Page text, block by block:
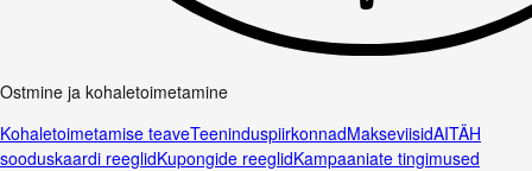
Ostmine ja kohaletoimetamine
Kohaletoimetamise teaveTeeninduspiirkonnadMakseviisidAITÄH
sooduskaardi reeglidKupongide reeglidKampaaniate tingimused